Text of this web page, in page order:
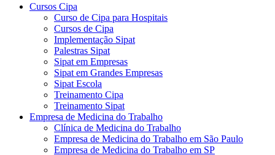
Cursos Cipa
Curso de Cipa para Hospitais
Cursos de Cipa
Implementação Sipat
Palestras Sipat
Sipat em Empresas
Sipat em Grandes Empresas
Sipat Escola
Treinamento Cipa
Treinamento Sipat
Empresa de Medicina do Trabalho
Clínica de Medicina do Trabalho
Empresa de Medicina do Trabalho em São Paulo
Empresa de Medicina do Trabalho em SP